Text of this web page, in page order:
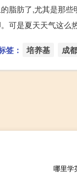
脂肪了,尤其是那些
可是夏天天气这么
签： 培养基 成都
哪里学